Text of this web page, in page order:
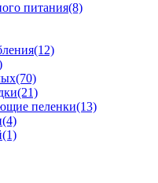
питания(8)
(12)
(70)
(21)
пеленки(13)
(4)
(1)